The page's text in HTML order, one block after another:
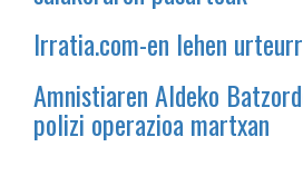
Irratia.com-en lehen
Amnistiaren Aldeko
polizi operazioa martxan